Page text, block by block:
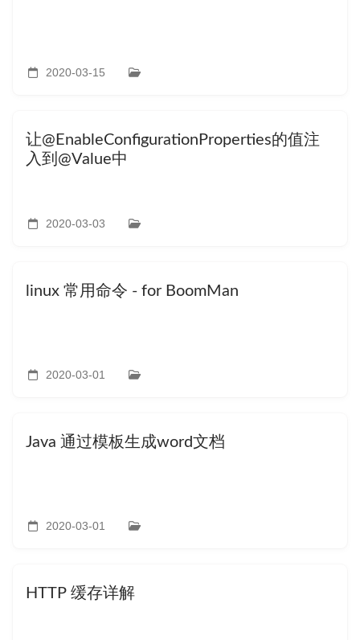
2020-03-15
让@EnableConfigurationProperties的值注
入到@Value中
2020-03-03
linux 常用命令 - for BoomMan
2020-03-01
Java 通过模板生成word文档
2020-03-01
HTTP 缓存详解